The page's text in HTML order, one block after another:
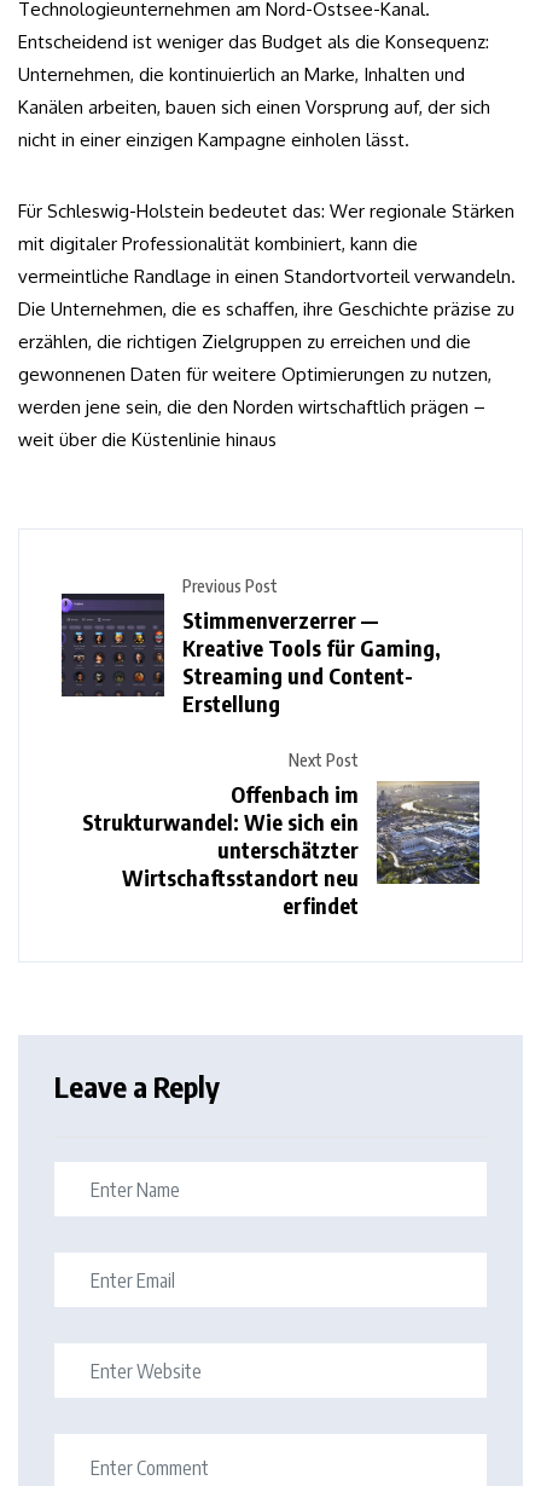
Technologieunternehmen am Nord-Ostsee-Kanal.
Entscheidend ist weniger das Budget als die Konsequenz:
Unternehmen, die kontinuierlich an Marke, Inhalten und
Kanälen arbeiten, bauen sich einen Vorsprung auf, der sich
nicht in einer einzigen Kampagne einholen lässt.
Für Schleswig-Holstein bedeutet das: Wer regionale Stärken
mit digitaler Professionalität kombiniert, kann die
vermeintliche Randlage in einen Standortvorteil verwandeln.
Die Unternehmen, die es schaffen, ihre Geschichte präzise zu
erzählen, die richtigen Zielgruppen zu erreichen und die
gewonnenen Daten für weitere Optimierungen zu nutzen,
werden jene sein, die den Norden wirtschaftlich prägen –
weit über die Küstenlinie hinaus
Previous Post
Stimmenverzerrer —
Kreative Tools für Gaming,
Streaming und Content-
Erstellung
Next Post
Offenbach im
Strukturwandel: Wie sich ein
unterschätzter
Wirtschaftsstandort neu
erfindet
Leave a Reply